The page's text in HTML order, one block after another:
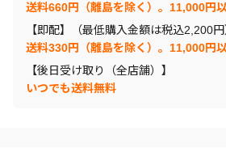
送料660円（離島を除く）。11,000円
【即配】（最低購入金額は税込2,200円
送料330円（離島を除く）。11,000円
【後日受け取り（全店舗）】
いつでも送料無料